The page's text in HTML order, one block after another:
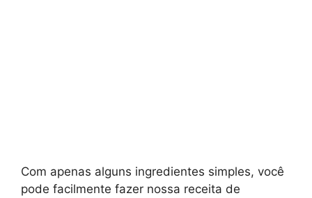
Com apenas alguns ingredientes simples, você
pode facilmente fazer nossa receita de